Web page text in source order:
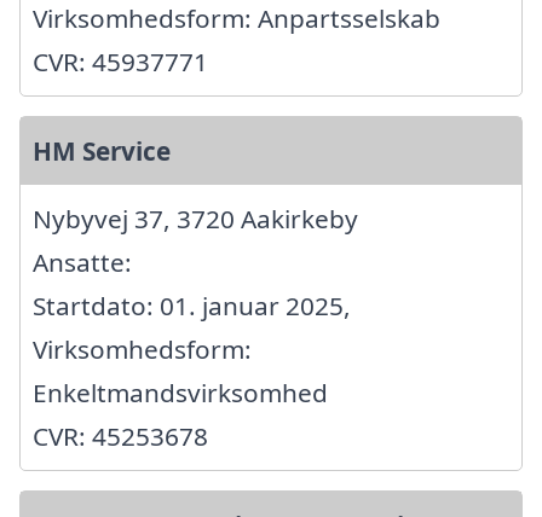
Virksomhedsform: Anpartsselskab
CVR: 45937771
HM Service
Nybyvej 37, 3720 Aakirkeby
Ansatte:
Startdato: 01. januar 2025,
Virksomhedsform:
Enkeltmandsvirksomhed
CVR: 45253678